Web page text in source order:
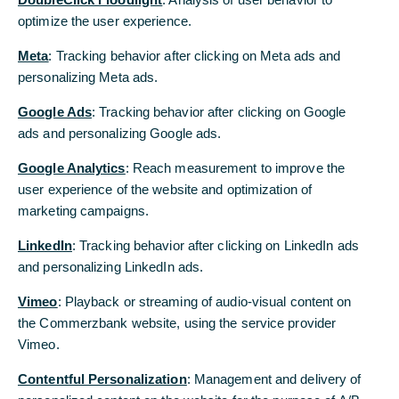
Daten, insbesondere die Verwendung von Texten,
Zustimmung der Commerzbank AG.
Datenschutz
Disclaimer
optimize the user experience.
Meta: Tracking behavior after clicking on Meta ads and
personalizing Meta ads.
Google Ads: Tracking behavior after clicking on Google
ads and personalizing Google ads.
Google Analytics: Reach measurement to improve the
user experience of the website and optimization of
marketing campaigns.
LinkedIn: Tracking behavior after clicking on LinkedIn ads
and personalizing LinkedIn ads.
Vimeo: Playback or streaming of audio-visual content on
the Commerzbank website, using the service provider
Vimeo.
Contentful Personalization: Management and delivery of
optimize the user experience.
Meta: Tracking behavior after clicking on Meta ads and
personalizing Meta ads.
Google Ads: Tracking behavior after clicking on Google
ads and personalizing Google ads.
Google Analytics: Reach measurement to improve the
user experience of the website and optimization of
marketing campaigns.
LinkedIn: Tracking behavior after clicking on LinkedIn ads
and personalizing LinkedIn ads.
Vimeo: Playback or streaming of audio-visual content on
the Commerzbank website, using the service provider
Vimeo.
Contentful Personalization: Management and delivery of